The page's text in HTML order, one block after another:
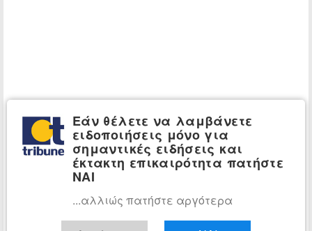
Εάν θέλετε να λαμβάνετε
ειδοποιήσεις μόνο για
σημαντικές ειδήσεις και
έκτακτη επικαιρότητα πατήστε
ΝΑΙ
...αλλιώς πατήστε αργότερα